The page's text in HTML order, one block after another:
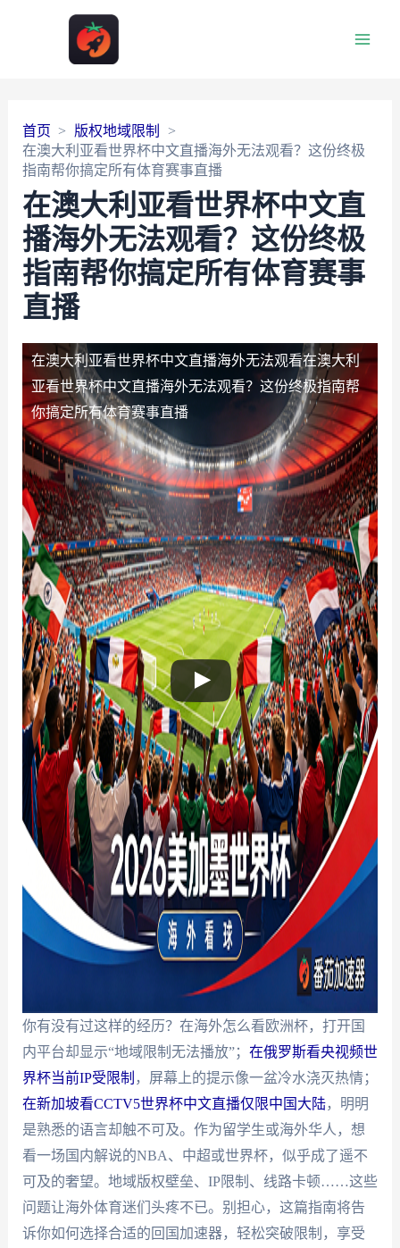
首页
版权地域限制
在澳大利亚看世界杯中文直播海外无法观看？这份终极
指南帮你搞定所有体育赛事直播
在澳大利亚看世界杯中文直
播海外无法观看？这份终极
指南帮你搞定所有体育赛事
直播
在澳大利亚看世界杯中文直播海外无法观看在澳大利
亚看世界杯中文直播海外无法观看？这份终极指南帮
你搞定所有体育赛事直播
你有没有过这样的经历？在海外怎么看欧洲杯，打开国
内平台却显示“地域限制无法播放”； 在俄罗斯看央视频世
界杯当前IP受限制 ，屏幕上的提示像一盆冷水浇灭热情；
在新加坡看CCTV5世界杯中文直播仅限中国大陆，明明
是熟悉的语言却触不可及。作为留学生或海外华人，想
看一场国内解说的NBA、中超或世界杯，似乎成了遥不
可及的奢望。地域版权壁垒、IP限制、线路卡顿……这些
问题让海外体育迷们头疼不已。别担心，这篇指南将告
诉你如何选择合适的回国加速器，轻松突破限制，享受